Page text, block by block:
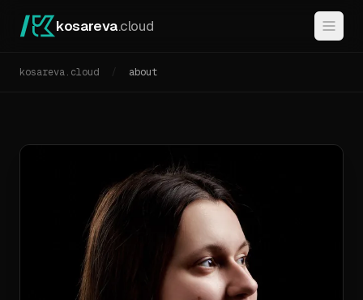
kosareva.cloud
kosareva.cloud / about